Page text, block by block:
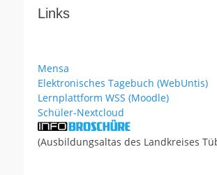
Links
Mensa
Elektronisches Tagebuch (WebUntis)
Lernplattform WSS (Moodle)
Schüler-Nextcloud
(Ausbildungsaltas des Landkreises